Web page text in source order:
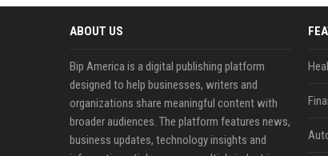
ABOUT US
Bip America is a digital publishing platform
designed to help businesses, writers and
organizations share meaningful content with
broader audiences. The platform features news,
business updates, technology insights and